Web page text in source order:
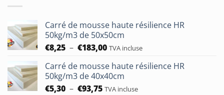
Carré de mousse haute résilience HR
50kg/m3 de 50x50cm
€8,25 – €183,00Plage
prix :
€8,25
à
TVA incluse
Carré de mousse haute résilience HR
50kg/m3 de 40x40cm
€5,30 – €93,75Plage
TVA incluse